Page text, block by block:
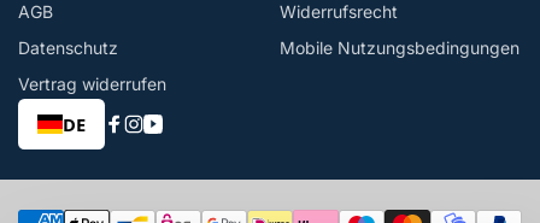
AGB
Widerrufsrecht
Datenschutz
Mobile Nutzungsbedingungen
Vertrag widerrufen
DE
Facebook
Instagram
YouTube